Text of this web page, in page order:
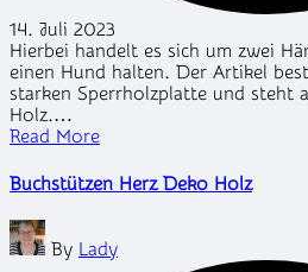
14. Juli 2023
Hierbei handelt es sich um zwei
einen Hund halten. Der Artikel
starken Sperrholzplatte und steht
Holz.…
Read More
Buchstützen Herz Deko Holz
Posted
by
By Lady